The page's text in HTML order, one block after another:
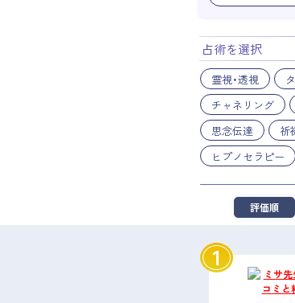
占術を選択
霊視・透視
チャネリング
思念伝達
祈
ヒプノセラピー
評価順
1